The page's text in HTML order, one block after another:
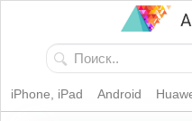
iPhone, iPad Android